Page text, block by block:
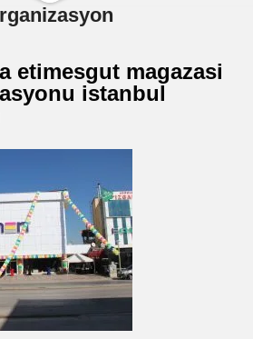
etimesgut magazasi
istanbul